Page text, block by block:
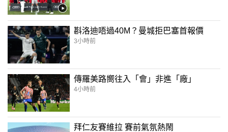
斟洛迪唔過40M？曼城拒巴塞首報價
3小時前
傳羅美路嚮往入「會」非進「廠」
4小時前
拜仁友賽維拉 賽前氣氛熱鬧